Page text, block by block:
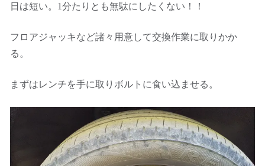
日は短い。1分たりとも無駄にしたくない！！
フロアジャッキなど諸々用意して交換作業に取りかか
る。
まずはレンチを手に取りボルトに食い込ませる。